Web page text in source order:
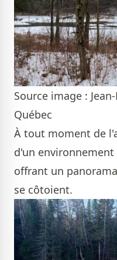
Source image :
Québec
À tout moment de
d'un
offrant un
se côtoient.